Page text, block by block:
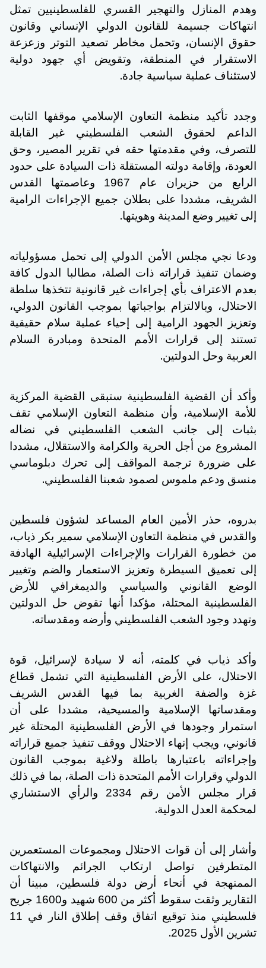
وهدم المنازل والتهجير القسري للفلسطينيين تمثل
انتهاكات جسيمة للقانون الدولي الإنساني وقانون
حقوق الإنسان، وتحمل مخاطر تصعيد التوتر وزعزعة
الاستقرار في المنطقة، وتقويض أي جهود دولية
لاستئناف عملية سياسية جادة.
وجدد تأكيد منظمة التعاون الإسلامي موقفها الثابت
الداعم لحقوق الشعب الفلسطيني غير القابلة
للتصرف، وفي مقدمتها حقه في تقرير المصير، وحق
العودة، وإقامة دولته المستقلة ذات السيادة على حدود
الرابع من حزيران عام 1967 وعاصمتها القدس
الشريف، مشددا على بطلان جميع الإجراءات الرامية
إلى تغيير وضع المدينة وهويتها.
ودعا نجي مجلس الأمن الدولي إلى تحمل مسؤولياته
وضمان تنفيذ قراراته ذات الصلة، مطالبا الدول كافة
بعدم الاعتراف بأي إجراءات غير قانونية تتخذها سلطة
الاحتلال، وبالالتزام بواجباتها بموجب القانون الدولي،
وتعزيز الجهود الرامية إلى إحياء عملية سلام حقيقية
تستند إلى قرارات الأمم المتحدة ومبادرة السلام
العربية وحل الدولتين.
وأكد أن القضية الفلسطينية ستبقى القضية المركزية
للأمة الإسلامية، وأن منظمة التعاون الإسلامي تقف
بثبات إلى جانب الشعب الفلسطيني في نضاله
المشروع من أجل الحرية والكرامة والاستقلال، مشددا
على ضرورة ترجمة المواقف إلى تحرك دبلوماسي
منسق ودعم ملموس لصمود شعبنا الفلسطيني.
بدروه، حذر الأمين العام المساعد لشؤون فلسطين
والقدس في منظمة التعاون الإسلامي سمير بكر ذياب،
من خطورة القرارات والإجراءات الإسرائيلية الهادفة
إلى تعميق السيطرة وتعزيز الاستعمار والضم وتغيير
الوضع القانوني والسياسي والديمغرافي للأرض
الفلسطينية المحتلة، مؤكدا أنها تقوض حل الدولتين
وتهدد وجود الشعب الفلسطيني وأرضه ومقدساته.
وأكد ذياب في كلمته، أنه لا سيادة لإسرائيل، قوة
الاحتلال، على الأرض الفلسطينية التي تشمل قطاع
غزة والضفة الغربية بما فيها القدس الشريف
ومقدساتها الإسلامية والمسيحية، مشددا على أن
استمرار وجودها في الأرض الفلسطينية المحتلة غير
قانوني، ويجب إنهاء الاحتلال ووقف تنفيذ جميع قراراته
وإجراءاته باعتبارها باطلة ولاغية بموجب القانون
الدولي وقرارات الأمم المتحدة ذات الصلة، بما في ذلك
قرار مجلس الأمن رقم 2334 والرأي الاستشاري
لمحكمة العدل الدولية.
وأشار إلى أن قوات الاحتلال ومجموعات المستعمرين
المتطرفين تواصل ارتكاب الجرائم والانتهاكات
الممنهجة في أنحاء أرض دولة فلسطين، مبينا أن
التقارير وثقت سقوط أكثر من 600 شهيد و1600 جريح
فلسطيني منذ توقيع اتفاق وقف إطلاق النار في 11
تشرين الأول 2025
.